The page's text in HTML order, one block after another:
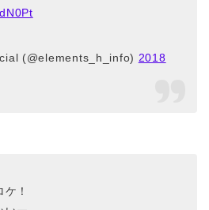
(@elements_h_info) 2018
！